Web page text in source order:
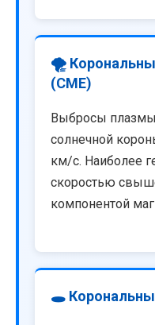
🌪️
(CME)
Выбросы плазмы
солнечной
км/с. Наиболее
скоростью
компонентой
🕳️